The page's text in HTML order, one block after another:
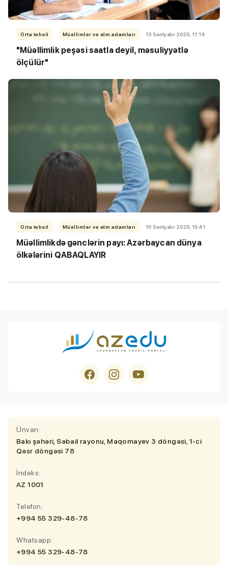
Orta təhsil Müəllimlər və elm adamları 13 Sentyabr 2025, 11:16
"Müəllimlik peşəsi saatla deyil, məsuliyyətlə
ölçülür"
Orta təhsil Müəllimlər və elm adamları 10 Sentyabr 2025, 15:41
Müəllimlikdə gənclərin payı: Azərbaycan dünya
ölkələrini QABAQLAYIR
Ünvan:
Bakı şəhəri, Səbail rayonu, Maqomayev 3 döngəsi, 1-ci
Qəsr döngəsi 78
İndeks:
AZ 1001
Telefon:
+994 55 329-48-78
Whatsapp:
+994 55 329-48-78